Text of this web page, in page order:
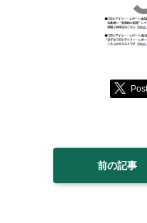
Post
前の記事